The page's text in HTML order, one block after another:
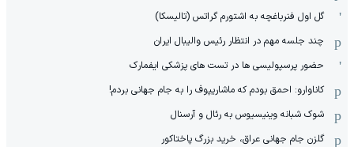
گل اول فنرباغچه به اشتورم گراتس (تالیسکا)
چند جلسه مهم در انتظار رئیس والیبال ایران
حضور پرسپولیسی ها در تست های پزشکی ایفمارک
کاناوارو: احمق بودم که ماشاریپوف را به جام جهانی بردم!
شوک شبانه وینیسیوس به رئال و آرسنال
گلزن جام جهانی عراق، خرید بزرگ پاختاکور